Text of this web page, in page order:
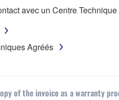
avec un Centre
Agréés
of the invoice as a warranty